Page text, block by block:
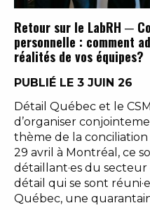
Retour sur le LabRH ─
personnelle : comment
réalités de vos équipes?
PUBLIÉ LE 3 JUIN 26
Détail Québec et le
d’organiser
thème de la
29 avril à Montréal, ce
détaillant·es du
détail qui se sont
Québec, une